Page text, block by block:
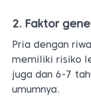
2. Faktor
Pria dengan
memiliki risiko
juga dan 6-7
umumnya.